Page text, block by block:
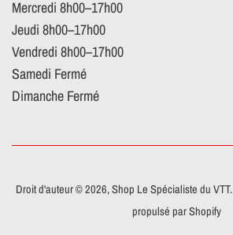
Mercredi 8h00–17h00
Jeudi 8h00–17h00
Vendredi 8h00–17h00
Samedi Fermé
Dimanche Fermé
Droit d'auteur © 2026,Shop Le Spécialiste du VTT.
propulsé par Shopify